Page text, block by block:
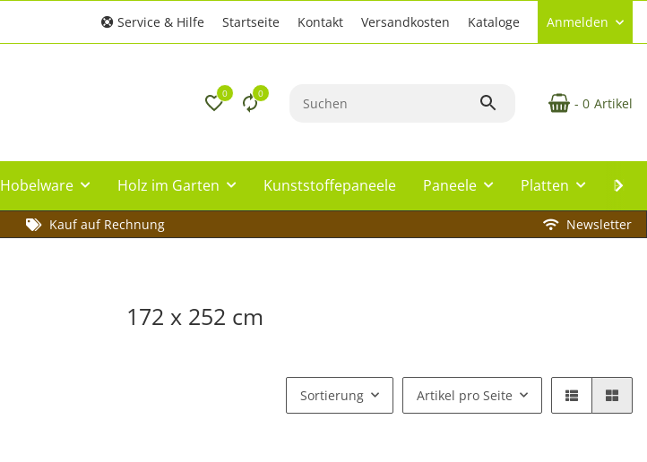
Service & Hilfe Startseite Kontakt Versandkosten Kataloge Anmelden
0 0
- 0 Artikel
Hobelware Holz im Garten Kunststoffepaneele Paneele Platten
Kauf auf Rechnung
Newsletter
172 x 252 cm
Sortierung Artikel pro Seite